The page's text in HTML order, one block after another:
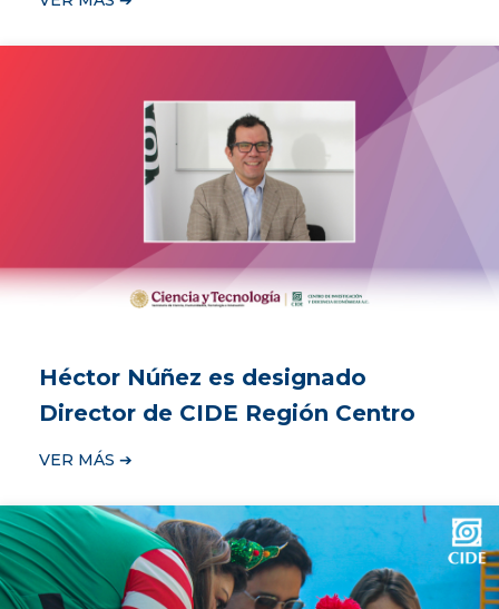
Héctor Núñez es designado
Director de CIDE Región Centro
VER MÁS ➔